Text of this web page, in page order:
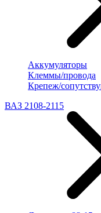
Аккумуляторы
Клеммы/провода
Крепеж/
ВАЗ 2108-2115